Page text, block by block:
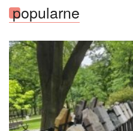
popularne